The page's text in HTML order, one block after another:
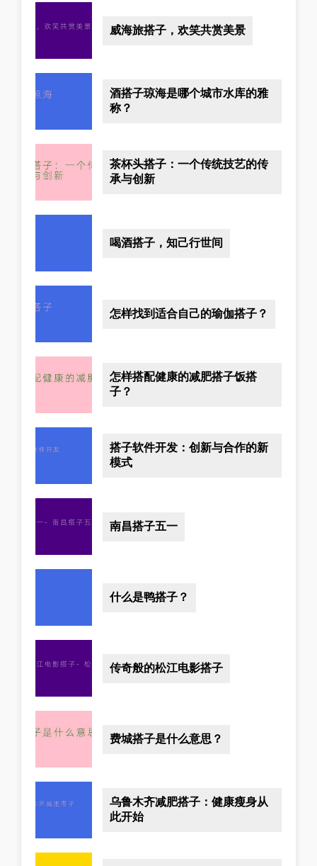
威海旅搭子，欢笑共赏美景
酒搭子琼海是哪个城市水库的雅
称？
茶杯头搭子：一个传统技艺的传
承与创新
喝酒搭子，知己行世间
怎样找到适合自己的瑜伽搭子？
怎样搭配健康的减肥搭子饭搭
子？
搭子软件开发：创新与合作的新
模式
南昌搭子五一
什么是鸭搭子？
传奇般的松江电影搭子
费城搭子是什么意思？
乌鲁木齐减肥搭子：健康瘦身从
此开始